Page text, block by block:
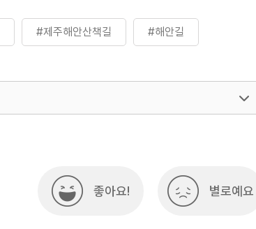
#제주해안산책길 #해안길
좋아요! 별로예요